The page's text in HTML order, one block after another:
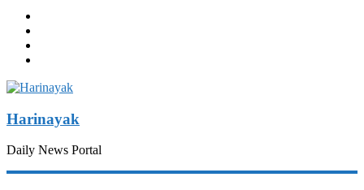
Harinayak
Daily News Portal